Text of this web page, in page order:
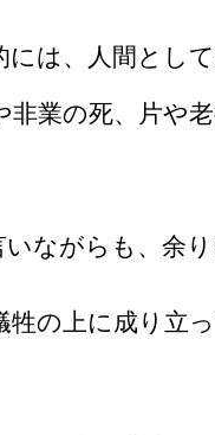
は、人間とし
業の死、片や
ながらも、余り
の上に成り立